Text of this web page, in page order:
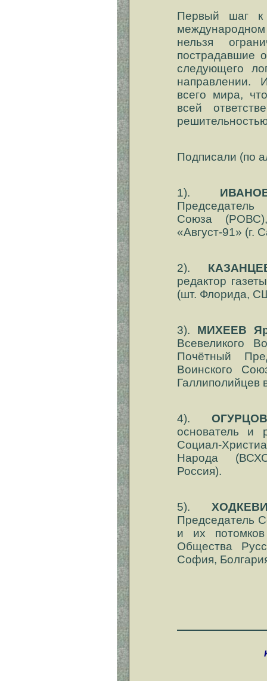
Первый шаг к
нельзя
пострадавшие
следующего
направлении.
всего мира,
всей
Подписали (по
1).
Союза (РОВС),
«Август-91» (г.
2).
редактор
(шт. Флорида,
3). МИХЕЕВ
Всевеликого
Почётный
Воинского
4).
основатель и
Социал-
Народа
Россия).
5).
Председатель
и их
Общества
София,